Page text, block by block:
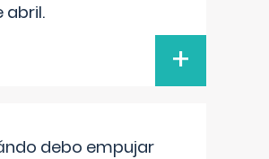
abril.
+
debo empujar